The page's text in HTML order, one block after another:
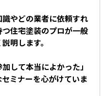
やどの業者に依頼すれ
住宅塗装のプロが一般
明します。
して本当によかった」
ミナーを心がけていま